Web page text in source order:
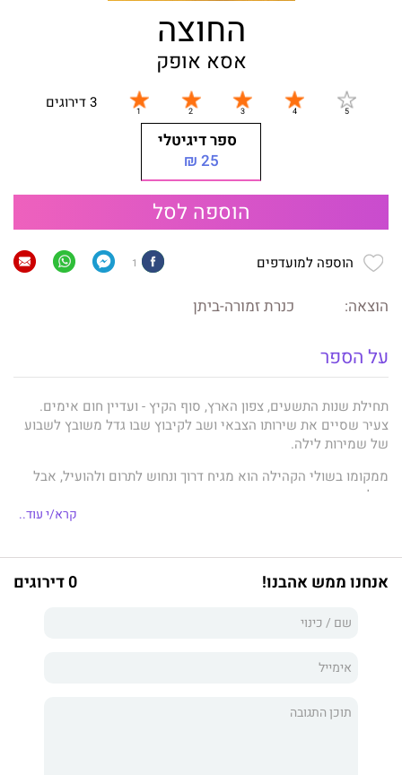
החוצה
אסא אופק
3 דירוגים
ספר דיגיטלי
25 ₪
הוספה לסל
הוספה למועדפים 1
הוצאה: כנרת זמורה-ביתן
על הספר
תחילת שנות התשעים, צפון הארץ, סוף הקיץ - ועדיין חום אימים.
צעיר שסיים את שירותו הצבאי ושב לקיבוץ שבו גדל משובץ לשבוע
של שמירות לילה.
ממקומו בשולי הקהילה הוא מגיח דרוך ונחוש לתרום ולהועיל, אבל
ככל שמתקדמים הימים אירועים טראומטיים פוקדים אותו ואת
המשק ומציפים אותו בזיכרונות מרים מעברו, מצבו הנפשי מידרדר
הוא רומן ביכורים מסעיר ונועז על חיי קיבוץ כפי שהם
ומופיעים בו גם ילדון שפתאום חוצה את הרקיע ונוחת על הדשא,
אבטיחים מלאים בוודקה, בעיית ראייה שמטשטשת הכול, ותלמידת
קרא/י עוד..
אנחנו ממש אהבנו! 0 דירוגים